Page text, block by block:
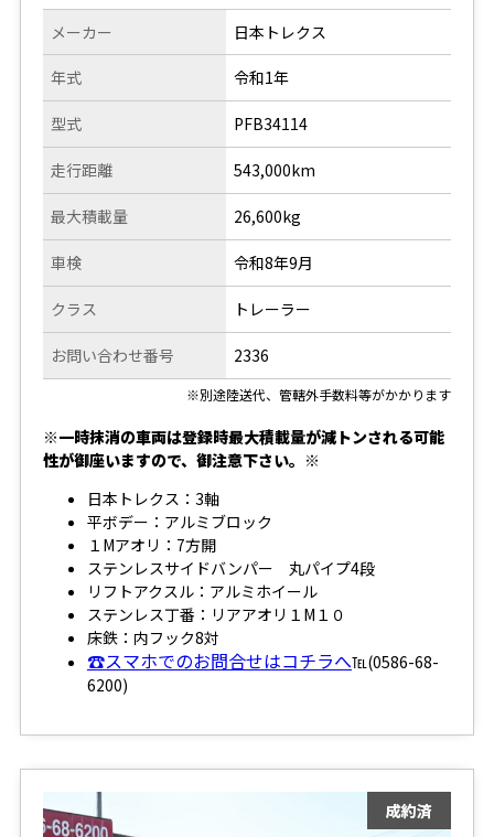
メーカー
年式
型式
走行距離
日本トレクス
令和1年
PFB34114
543,000km
最大積載量
車検
クラス
お問い合わせ番号
26,600kg
令和8年9月
トレーラー
2336
※別途陸送代、管轄外手数料等がかかります
※一時抹消の車両は登録時最大積載量が減トンされる可能
性が御座いますので、御注意下さい。※
日本トレクス：3軸
平ボデー：アルミブロック
１Mアオリ：7方開
ステンレスサイドバンパー 丸パイプ4段
リフトアクスル：アルミホイール
ステンレス丁番：リアアオリ１M１０
床鉄：内フック8対
☎スマホでのお問合せはコチラへ℡(0586-68-
6200)